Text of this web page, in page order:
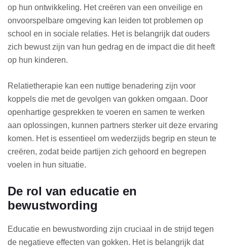
op hun ontwikkeling. Het creëren van een onveilige en
onvoorspelbare omgeving kan leiden tot problemen op
school en in sociale relaties. Het is belangrijk dat ouders
zich bewust zijn van hun gedrag en de impact die dit heeft
op hun kinderen.
Relatietherapie kan een nuttige benadering zijn voor
koppels die met de gevolgen van gokken omgaan. Door
openhartige gesprekken te voeren en samen te werken
aan oplossingen, kunnen partners sterker uit deze ervaring
komen. Het is essentieel om wederzijds begrip en steun te
creëren, zodat beide partijen zich gehoord en begrepen
voelen in hun situatie.
De rol van educatie en
bewustwording
Educatie en bewustwording zijn cruciaal in de strijd tegen
de negatieve effecten van gokken. Het is belangrijk dat